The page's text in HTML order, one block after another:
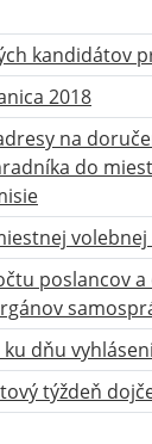
kandidátov
2018
na
do
poslancov
dňu
týždeň